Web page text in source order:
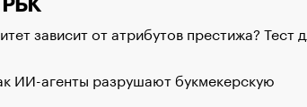
РБК
зависит от атрибутов престижа? Тест
ИИ-агенты разрушают букмекерскую